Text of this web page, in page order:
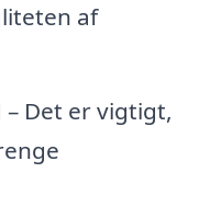
af
Det er vigtigt,